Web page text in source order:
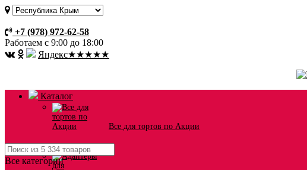
+7 (978) 972-62-58
Работаем с 9:00 до 18:00
Яндекс★★★★★
Каталог
Все для тортов по Акции
Все категории